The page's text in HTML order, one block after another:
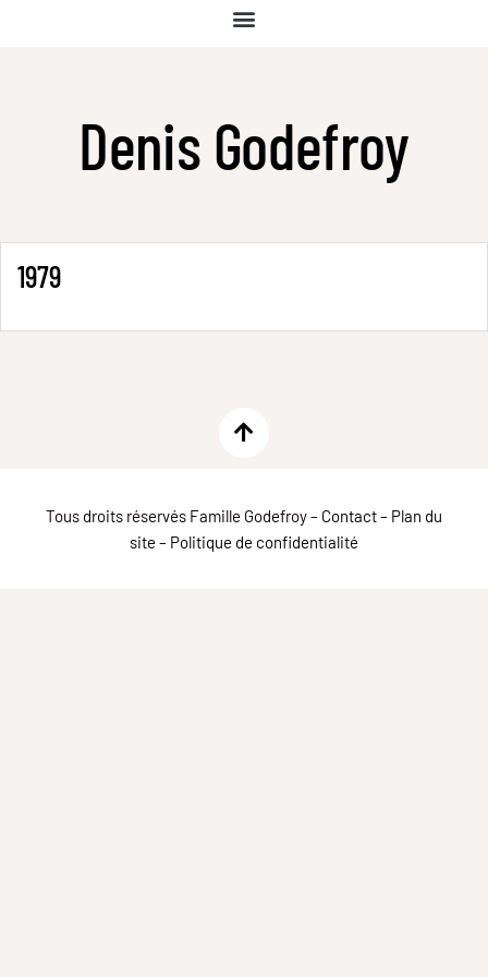
Denis Godefroy
1979
Tous droits réservés Famille Godefroy – Contact– Plan du
site – Politique de confidentialité